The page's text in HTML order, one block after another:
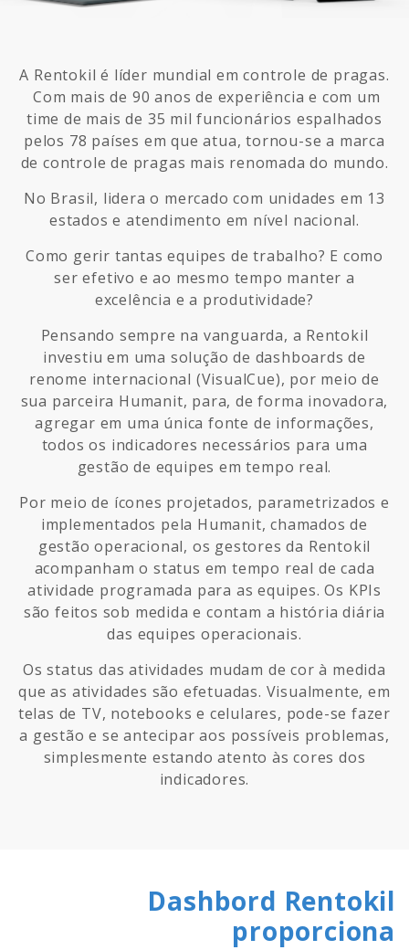
A Rentokil é líder mundial em controle de pragas.
Com mais de 90 anos de experiência e com um
time de mais de 35 mil funcionários espalhados
pelos 78 países em que atua, tornou-se a marca
de controle de pragas mais renomada do mundo.
No Brasil, lidera o mercado com unidades em 13
estados e atendimento em nível nacional.
Como gerir tantas equipes de trabalho? E como
ser efetivo e ao mesmo tempo manter a
excelência e a produtividade?
Pensando sempre na vanguarda, a Rentokil
investiu em uma solução de dashboards de
renome internacional (VisualCue), por meio de
sua parceira Humanit, para, de forma inovadora,
agregar em uma única fonte de informações,
todos os indicadores necessários para uma
gestão de equipes em tempo real.
Por meio de ícones projetados, parametrizados e
implementados pela Humanit, chamados de
gestão operacional, os gestores da Rentokil
acompanham o status em tempo real de cada
atividade programada para as equipes. Os KPIs
são feitos sob medida e contam a história diária
das equipes operacionais.
Os status das atividades mudam de cor à medida
que as atividades são efetuadas. Visualmente, em
telas de TV, notebooks e celulares, pode-se fazer
a gestão e se antecipar aos possíveis problemas,
simplesmente estando atento às cores dos
indicadores.
Dashbord Rentokil
proporciona